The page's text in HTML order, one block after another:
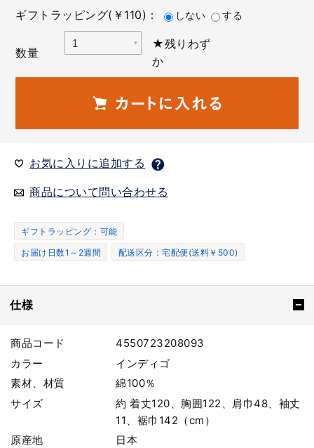
ギフトラッピング(￥110)： しない する
数量
★残りわず
か
お気に入りに追加する
商品について問い合わせる
ギフトラッピング：可能
お届け日数1～2週間
配送区分：宅配便(送料￥500)
仕様
商品コード
4550723208093
カラー
インディゴ
素材、材質
綿100％
サイズ
約 着丈120、胸囲122、肩巾48、袖丈
11、裾巾142（cm）
原産地
日本